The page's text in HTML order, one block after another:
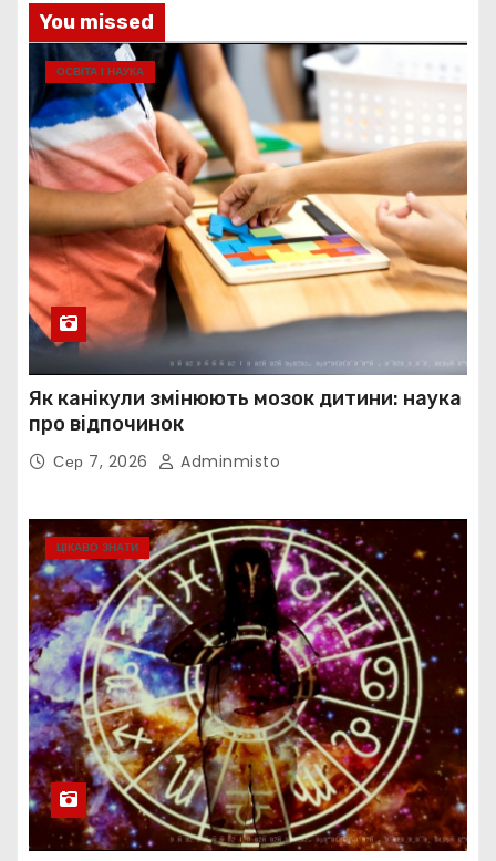
You missed
ОСВІТА І НАУКА
Як канікули змінюють мозок дитини: наука
про відпочинок
Сер 7, 2026 Adminmisto
ЦІКАВО ЗНАТИ